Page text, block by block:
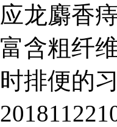
应龙麝香
富含粗纤
时排便的